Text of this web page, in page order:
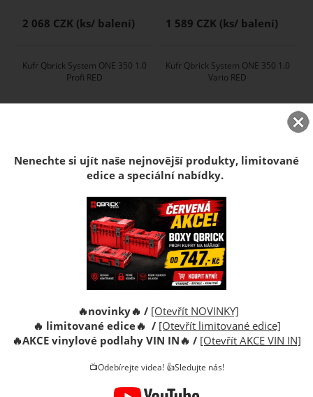
2 068 CZK 1 589 CZK
Kufr Qbrick System ONE 350 1.0
Profi RED
Kufr Qbrick System ONE 350 1.0
Vario RED
990 CZK
Zobrazit všechny akce ...
NEJPRODÁVANĚJŠÍ ZBOŽÍ
černý
Compact L černý
Nenechte si ujít naše nejnovější produkty, limitované
edice a speciální nabídky.
🔥novinky🔥 / [Otevřít NOVINKY]
🔥 limitované edice🔥 / [Otevřít limitované edice]
🔥AKCE vinylové podlahy VIN IN🔥 / [Otevřít AKCE VIN IN]
📺Odebírejte videa! 👍Sledujte nás!